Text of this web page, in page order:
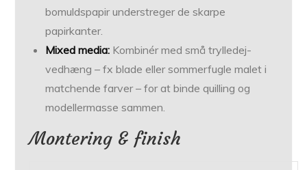
bomuldspapir understreger de skarpe
papirkanter.
Mixed media: Kombinér med små trylledej-
vedhæng – fx blade eller sommerfugle malet i
matchende farver – for at binde quilling og
modellermasse sammen.
Montering & finish